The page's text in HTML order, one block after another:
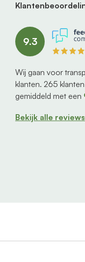
9.3
Wij gaan voor
klanten. 265
gemiddeld met een
Bekijk alle reviews